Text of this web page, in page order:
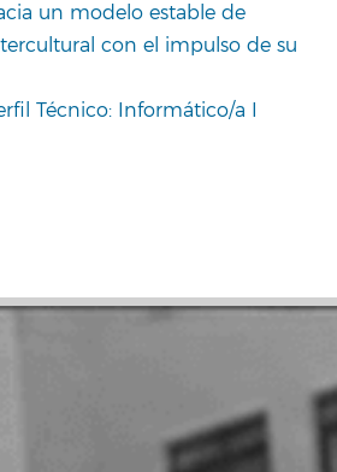
un modelo estable de
con el impulso de su
Técnico: Informático/a I